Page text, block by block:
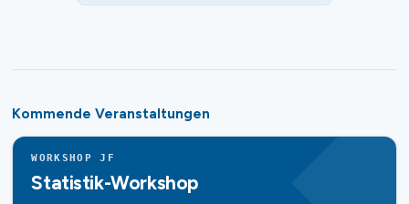
Kommende Veranstaltungen
WORKSHOP JF
Statistik-Workshop